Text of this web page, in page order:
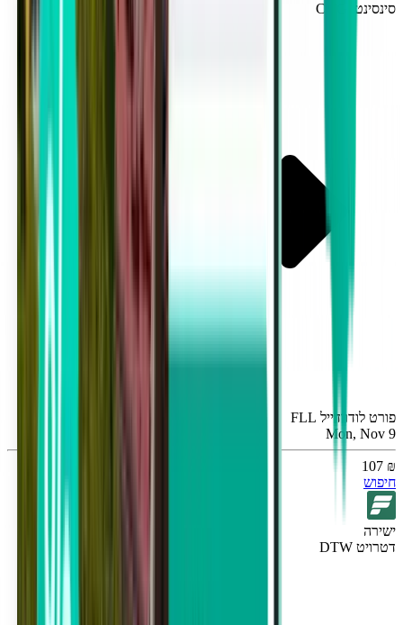
סינסינטי CVG
פורט לודרדייל FLL
Mon, Nov 9
₪ 107
חיפוש
ישירה
דטרויט DTW